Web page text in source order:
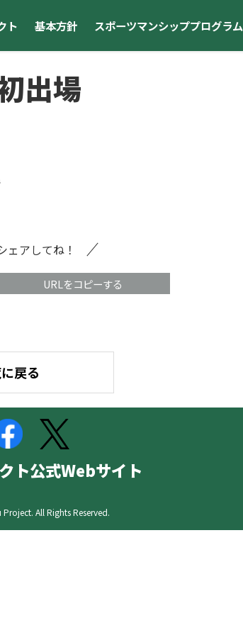
ト 基本方針 スポーツマンシッププログラム
出場
ェアしてね！
URLをコピーする
戻る
ト公式Webサイト
All Rights Reserved.